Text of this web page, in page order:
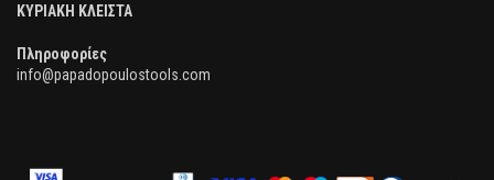
ΚΥΡΙΑΚΗ ΚΛΕΙΣΤΑ
Πληροφορίες
info@papadopoulostools.com